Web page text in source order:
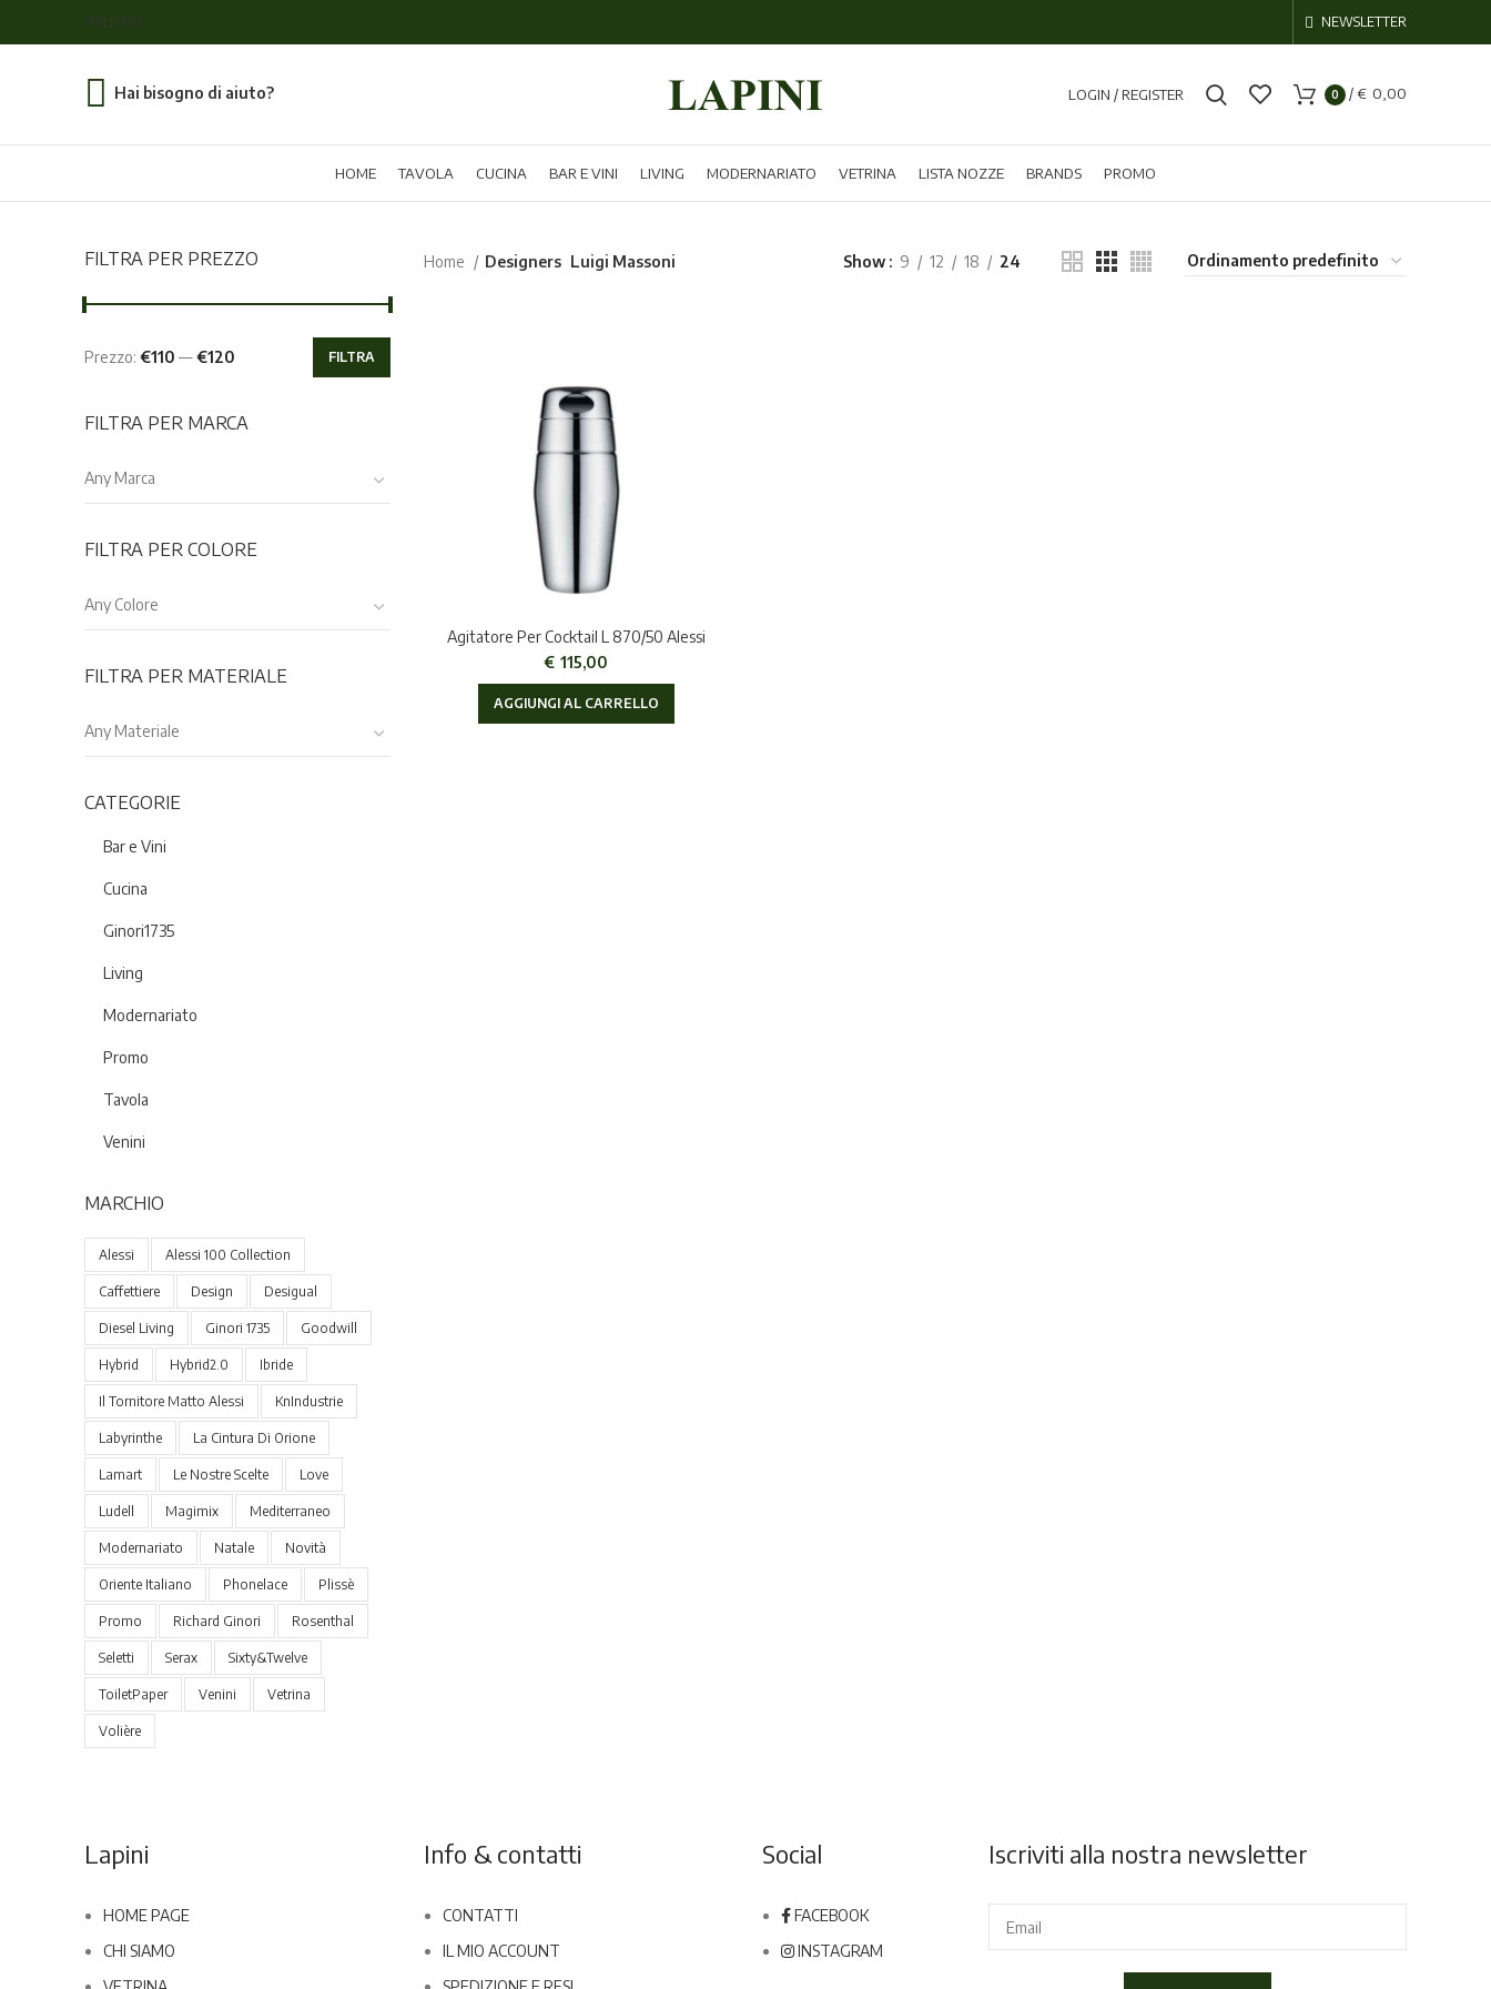
ITALIANO NEWSLETTER
Hai bisogno di aiuto? LOGIN / REGISTER 0 /€ 0,00
HOME TAVOLA CUCINA BAR E VINI LIVING MODERNARIATO VETRINA LISTA NOZZE BRANDS PROMO
FILTRA PER PREZZO
FILTRA
Prezzo: €110 —€120
FILTRA PER MARCA
Any Marca
FILTRA PER COLORE
Any Colore
FILTRA PER MATERIALE
Any Materiale
CATEGORIE
Bar e Vini
Cucina
Ginori1735
Living
Modernariato
Promo
Tavola
Venini
MARCHIO
Alessi Alessi 100 Collection
Caffettiere Design Desigual
Diesel Living Ginori 1735 Goodwill
Hybrid Hybrid2.0 Ibride
Il Tornitore Matto Alessi KnIndustrie
Labyrinthe La Cintura Di Orione
Lamart Le Nostre Scelte Love
Ludell Magimix Mediterraneo
Modernariato Natale Novità
Oriente Italiano Phonelace Plissè
Promo Richard Ginori Rosenthal
Seletti Serax Sixty&Twelve
ToiletPaper Venini Vetrina
Volière
Home Designers Luigi Massoni Show 9 12 18 24
Agitatore Per Cocktail L 870/50 Alessi
€ 115,00
AGGIUNGI AL CARRELLO
Lapini
HOME PAGE
CHI SIAMO
Info & contatti
CONTATTI
IL MIO ACCOUNT
Social
FACEBOOK
INSTAGRAM
Iscriviti alla nostra newsletter